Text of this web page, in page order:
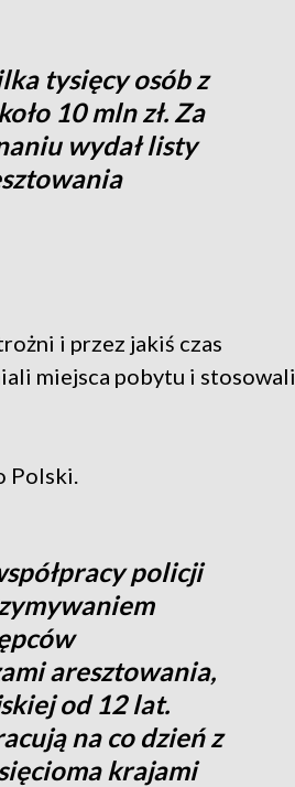
tysięcy osób z
10 mln zł. Za
wydał listy
i przez jakiś czas
miejsca pobytu i stosowali
Polski.
policji
aresztowania,
od 12 lat.
na co dzień z
krajami